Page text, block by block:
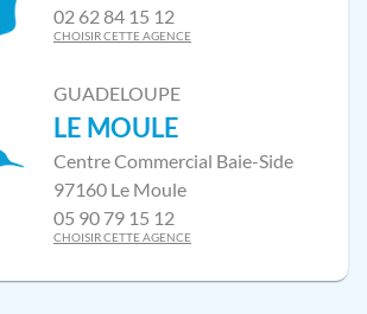
02 62 84 15 12
CHOISIR CETTE AGENCE
GUADELOUPE
LE MOULE
Centre Commercial Baie-Side
97160 Le Moule
05 90 79 15 12
CHOISIR CETTE AGENCE